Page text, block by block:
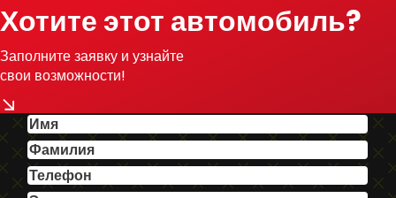
-Start/stop sistēma.
-ISO FIX.
-U.C. ekstras.
Хотите этот автомобиль?
Заполните заявку и узнайте
свои возможности!